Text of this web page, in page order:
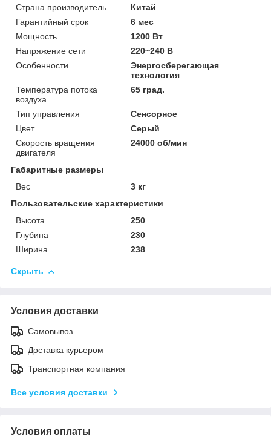
Страна производитель
Китай
Гарантийный срок
6 мес
Мощность
1200 Вт
Напряжение сети
220~240 В
Особенности
Энергосберегающая
технология
Температура потока
воздуха
65 град.
Тип управления
Сенсорное
Цвет
Серый
Скорость вращения
двигателя
24000 об/мин
Габаритные размеры
Вес
3 кг
Пользовательские характеристики
Высота
250
Глубина
230
Ширина
238
Скрыть
Условия доставки
Самовывоз
Доставка курьером
Транспортная компания
Все условия доставки
Условия оплаты